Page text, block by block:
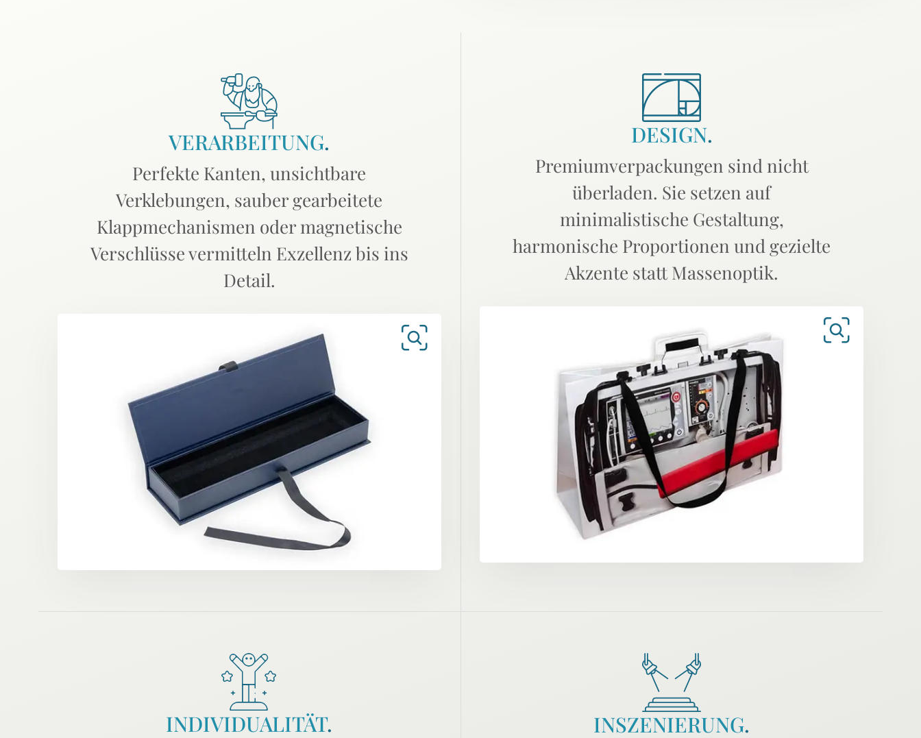
VERARBEITUNG.
Perfekte Kanten, unsichtbare
Verklebungen, sauber gearbeitete
Klappmechanismen oder magnetische
Verschlüsse vermitteln Exzellenz bis ins
Detail.
DESIGN.
Premiumverpackungen sind nicht
überladen. Sie setzen auf
minimalistische Gestaltung,
harmonische Proportionen und gezielte
Akzente statt Massenoptik.
INDIVIDUALITÄT. INSZENIERUNG.